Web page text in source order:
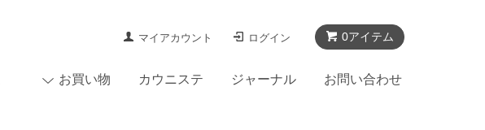
0アイテム
マイアカウント ログイン
お買い物 カウニステ ジャーナル お問い合わせ